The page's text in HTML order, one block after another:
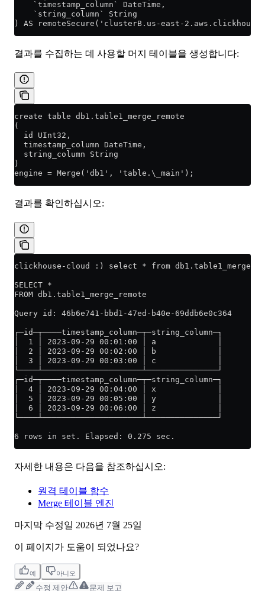
    `timestamp_column` DateTime,
    `string_column` String
) AS remoteSecure('clusterB.us-east-
결과를 수집하는 데 사용할 머지 테이블을 생성합니다:
create table db1.table1_merge_remote
(
  id UInt32,
  timestamp_column DateTime,
  string_column String
)
engine = Merge('db1', 'table.\_main');
결과를 확인하십시오:
clickhouse-cloud :) select * from
SELECT *
FROM db1.table1_merge_remote
Query id: 46b6e741-bbd1-47ed-b40e-69ddb6e0c364
┌─id─┬────timestamp_column─┬─string_column─┐
│  1 │ 2023-09-29 00:01:00 │ a             │
│  2 │ 2023-09-29 00:02:00 │ b             │
│  3 │ 2023-09-29 00:03:00 │ c             │
└────┴─────────────────────┴───────────────┘
┌─id─┬────timestamp_column─┬─string_column─┐
│  4 │ 2023-09-29 00:04:00 │ x             │
│  5 │ 2023-09-29 00:05:00 │ y             │
│  6 │ 2023-09-29 00:06:00 │ z             │
└────┴─────────────────────┴───────────────┘
6 rows in set. Elapsed: 0.275 sec.
자세한 내용은 다음을 참조하십시오:
원격 테이블 함수
Merge 테이블 엔진
마지막 수정일 2026년 7월 25일
이 페이지가 도움이 되었나요?
예 아니오
수정 제안 문제 보고